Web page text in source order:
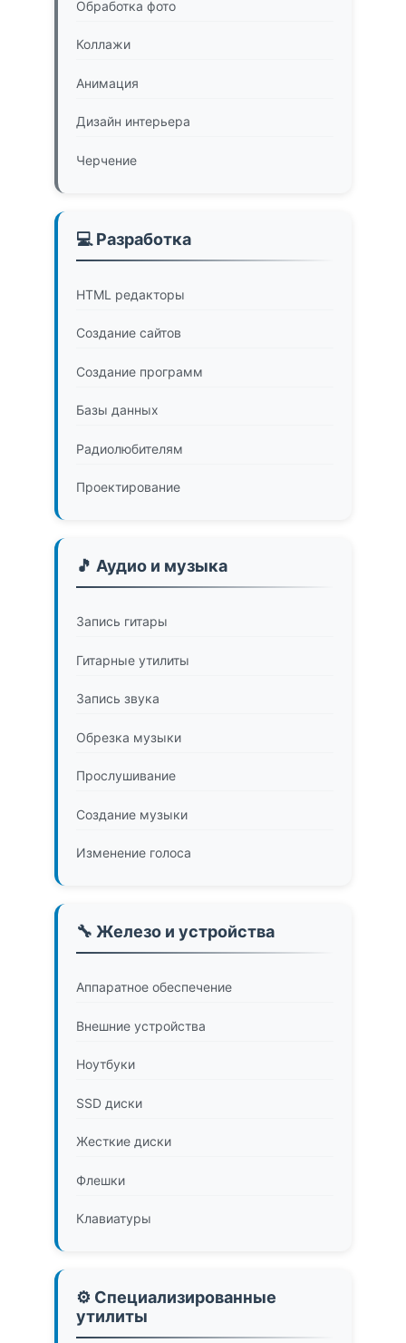
Обработка фото
Коллажи
Анимация
Дизайн интерьера
Черчение
💻 Разработка
HTML редакторы
Создание сайтов
Создание программ
Базы данных
Радиолюбителям
Проектирование
🎵 Аудио и музыка
Запись гитары
Гитарные утилиты
Запись звука
Обрезка музыки
Прослушивание
Создание музыки
Изменение голоса
🔧 Железо и устройства
Аппаратное обеспечение
Внешние устройства
Ноутбуки
SSD диски
Жесткие диски
Флешки
Клавиатуры
⚙️ Специализированные
утилиты